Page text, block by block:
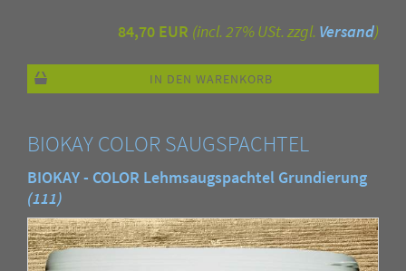
84,70 EUR (incl. 27% USt. zzgl. Versand)
IN DEN WARENKORB
BIOKAY COLOR SAUGSPACHTEL
BIOKAY - COLOR Lehmsaugspachtel Grundierung
(111)